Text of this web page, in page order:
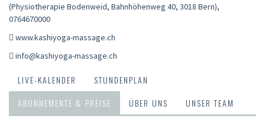
(Physiotherapie Bodenweid, Bahnhöhenweg 40, 3018 Bern),
0764670000
www.kashiyoga-massage.ch
info@kashiyoga-massage.ch
LIVE-KALENDER
STUNDENPLAN
ABONNEMENTE & PREISE
ÜBER UNS UNSER TEAM